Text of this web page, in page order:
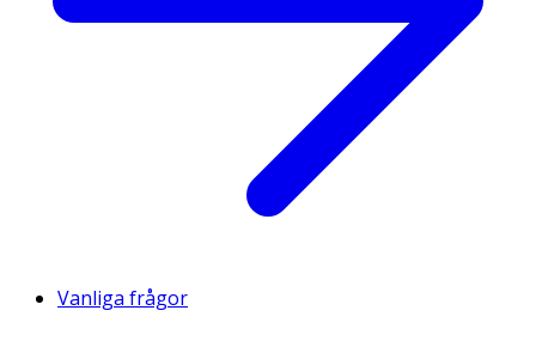
Vanliga frågor